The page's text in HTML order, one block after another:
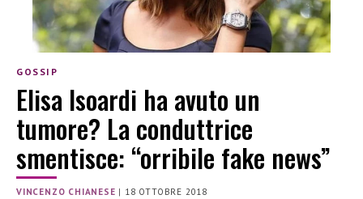
GOSSIP
Elisa Isoardi ha avuto un
tumore? La conduttrice
smentisce: “orribile fake news”
VINCENZO CHIANESE | 18 OTTOBRE 2018